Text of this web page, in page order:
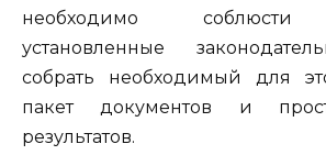
необходимо соблюсти
установленные
собрать необходимый для
пакет документов и
результатов.